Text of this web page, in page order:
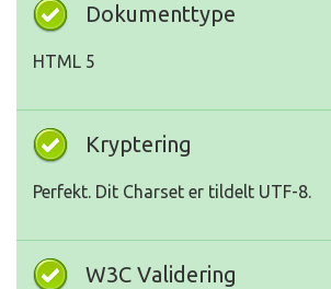
Dokumenttype
HTML 5
Kryptering
Perfekt. Dit Charset er tildelt UTF-8.
W3C Validering